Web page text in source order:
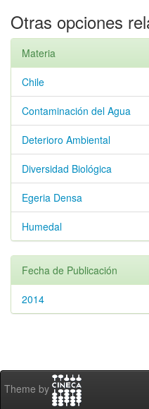
Otras opciones
Materia
Chile
Contaminación del Agua
Deterioro Ambiental
Diversidad Biológica
Egeria Densa
Humedal
Fecha de Publicación
2014
Theme by